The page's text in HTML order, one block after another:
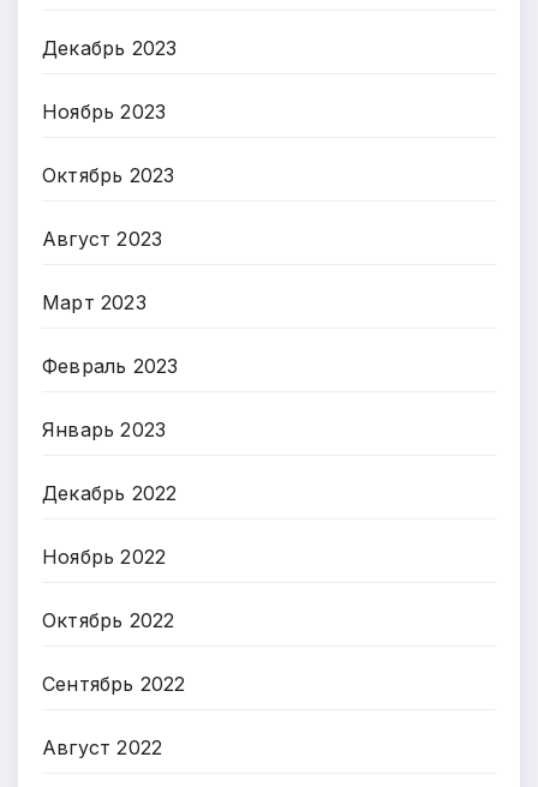
Декабрь 2023
Ноябрь 2023
Октябрь 2023
Август 2023
Март 2023
Февраль 2023
Январь 2023
Декабрь 2022
Ноябрь 2022
Октябрь 2022
Сентябрь 2022
Август 2022